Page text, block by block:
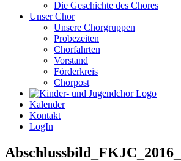
Die Geschichte des Chores
Unser Chor
Unsere Chorgruppen
Probezeiten
Chorfahrten
Vorstand
Förderkreis
Chorpost
Kalender
Kontakt
LogIn